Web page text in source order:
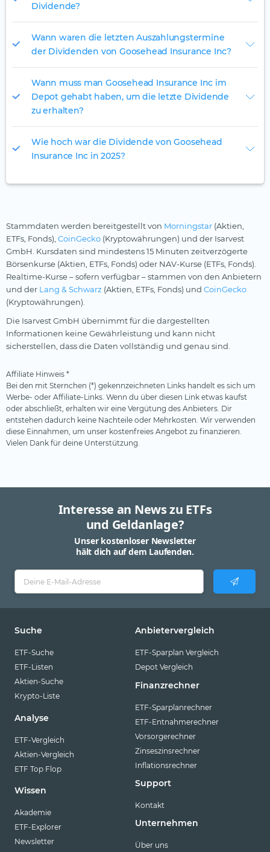
Dividende?
Wann waren die letzten Auszahlungstermine
der Dividenden von Goosehead Insurance Inc?
Wann muss man Goosehead Insurance Inc im
Depot gehabt haben, um die letzte Dividende
zu erhalten?
Wie hoch war die Dividende von Goosehead
Insurance Inc in 2025?
Stammdaten werden bereitgestellt von Morningstar (Aktien,
ETFs, Fonds), CoinGecko (Kryptowährungen) und der Isarvest
GmbH. Kursdaten sind mindestens 15 Minuten zeitverzögerte
Börsenkurse (Aktien, ETFs, Fonds) oder NAV-Kurse (ETFs, Fonds).
Realtime-Kurse – sofern verfügbar – stammen von den Anbietern
und der Lang & Schwarz (Aktien, ETFs, Fonds) und CoinGecko
(Kryptowährungen).
Die Isarvest GmbH übernimmt für die dargestellten
Informationen keine Gewährleistung und kann nicht
sicherstellen, dass die Daten vollständig und genau sind.
Affiliate Hinweis *
Bei den mit Sternchen (*) gekennzeichneten Links handelt es sich um
Werbe- oder Affiliate-Links. Wenn du über diesen Link etwas kaufst
oder abschließt, erhalten wir eine Vergütung des Anbieters. Dir
entstehen dadurch keine Nachteile oder Mehrkosten. Wir verwenden
diese Einnahmen, um unser kostenfreies Angebot zu finanzieren.
Vielen Dank für deine Unterstützung.
Interesse an News zu ETFs
und Geldanlage?
Unser kostenloser Newsletter
hält dich auf dem Laufenden.
Suche
ETF-Suche
ETF-Listen
Aktien-Suche
Krypto-Liste
Analyse
ETF-Vergleich
Aktien-Vergleich
ETF Top Flop
Wissen
Akademie
ETF-Explorer
Newsletter
Anbietervergleich
ETF-Sparplan Vergleich
Depot Vergleich
Finanzrechner
ETF-Sparplanrechner
ETF-Entnahmerechner
Vorsorgerechner
Zinseszinsrechner
Inflationsrechner
Support
Kontakt
Unternehmen
Über uns